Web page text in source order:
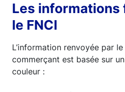
Les informations
le FNCI
L’information renvoyée par le
commerçant est basée sur
couleur :